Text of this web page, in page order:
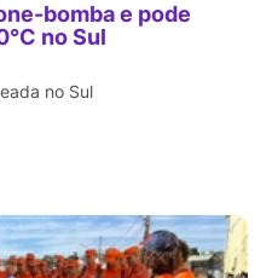
bomba e pode
no Sul
no Sul